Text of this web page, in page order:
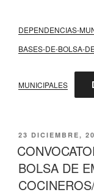
DEPENDENCIAS-
BASES-DE-BOLSA-
MUNICIPALES
PUBLICADO
EL
23 DICIEMBRE,
BOLSA DE